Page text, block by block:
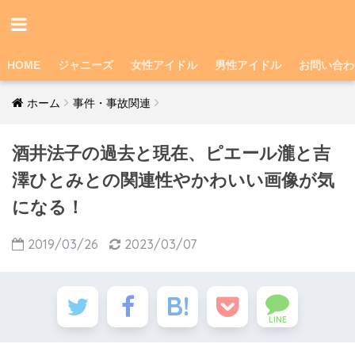
HOME ジャニーズ 女性アイドル 男性アイドル お問い合
ホーム 事件・事故関連
酒井法子の過去と現在、ピエール瀧と吉
澤ひとみとの関連性やかわいい画像が気
になる！
2019/03/26 2023/03/07
LINE